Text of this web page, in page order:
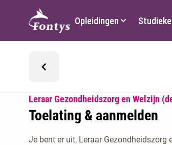
Hoofdmenu
Opleidingen
Leraar Gezondheidszorg en Welzijn
Toelating & aanmelden
Je bent er uit, Leraar